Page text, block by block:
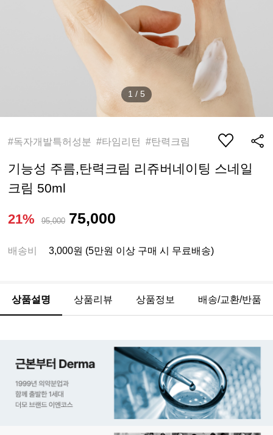
1 / 5
#독자개발특허성분 #타임리턴 #탄력크림
기능성 주름,탄력크림 리쥬버네이팅 스네일
크림 50ml
21% 95,000 75,000
배송비 3,000원 (5만원 이상 구매 시 무료배송)
상품설명 상품리뷰 상품정보 배송/교환/반품